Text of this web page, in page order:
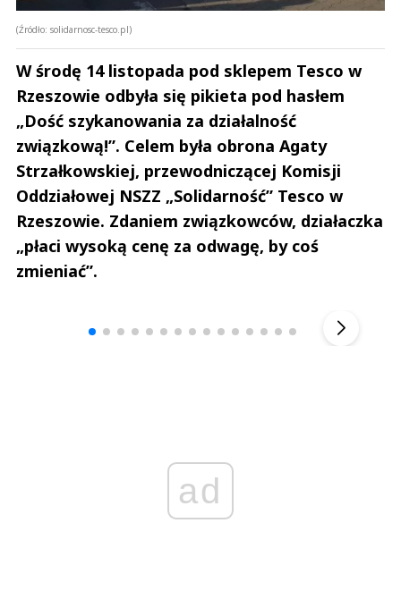
(Źródło: solidarnosc-tesco.pl)
W środę 14 listopada pod sklepem Tesco w
Rzeszowie odbyła się pikieta pod hasłem
„Dość szykanowania za działalność
związkową!”. Celem była obrona Agaty
Strzałkowskiej, przewodniczącej Komisji
Oddziałowej NSZZ „Solidarność” Tesco w
Rzeszowie. Zdaniem związkowców, działaczka
„płaci wysoką cenę za odwagę, by coś
zmieniać”.
ad